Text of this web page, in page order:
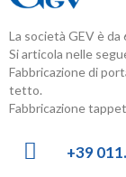
La società GEV è
Si articola nelle
Fabbricazione di
tetto.
Fabbricazione
+39